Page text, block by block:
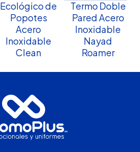
Ecológico de
Popotes
Acero
Inoxidable
Clean
Termo Doble
Pared Acero
Inoxidable
Nayad
Roamer